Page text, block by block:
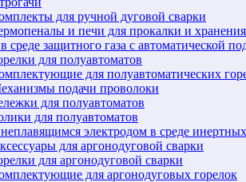
для ручной дуговой сварки
и печи для прокалки и
среде защитного газа с автоматической
для полуавтоматов
для полуавтоматических
подачи проволоки
для полуавтоматов
для полуавтоматов
электродом в среде
для аргонодуговой сварки
для аргонодуговой сварки
для аргонодуговых горелок